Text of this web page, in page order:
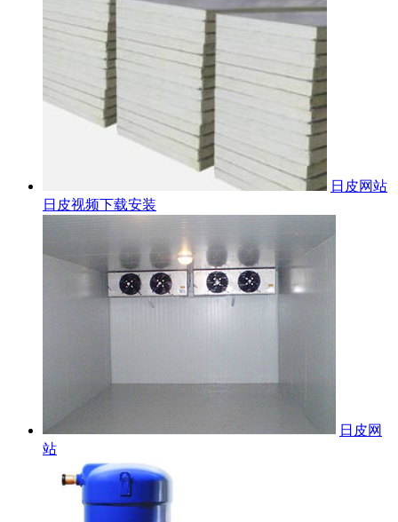
日皮网站
日皮视频下载安装
日皮网
站